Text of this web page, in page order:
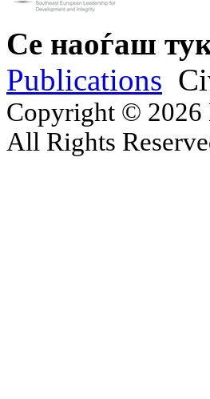
Се наоѓаш
Publications
Copyright © 2026
All Rights